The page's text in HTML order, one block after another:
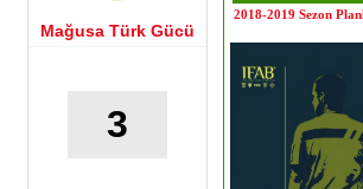
Mağusa Türk Gücü
3
2018-2019 Sezon